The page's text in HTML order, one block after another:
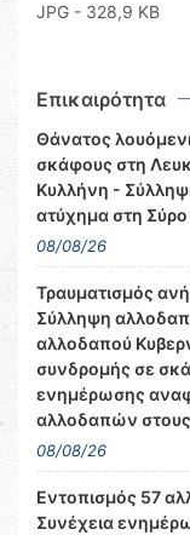
JPG - 328,9 KB
Επικαιρότητα
Θάνατος
σκάφους στη
Κυλλήνη -
ατύχημα στη
08/08/26
Τραυματισμός
Σύλληψη
αλλοδαπού
συνδρομής σε
ενημέρωσης
αλλοδαπών στους
08/08/26
Εντοπισμός 57
Συνέχεια